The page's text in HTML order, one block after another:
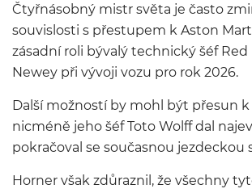
Čtyřnásobný mistr světa je často
souvislosti s přestupem k Aston
zásadní roli bývalý technický šéf
Newey při vývoji vozu pro rok 2026.
Další možností by mohl být přesun k
nicméně jeho šéf Toto Wolff dal
pokračoval se současnou jezdeckou
Horner však zdůraznil, že všechny